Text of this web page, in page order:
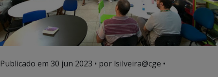
Publicado em 30 jun 2023 • por lsilveira@cge •